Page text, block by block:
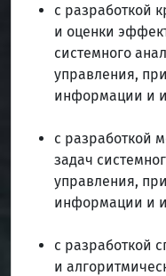
с разработкой
и оценки
системного
управления,
информации и
с разработкой
задач
управления,
информации и
с разработкой
и